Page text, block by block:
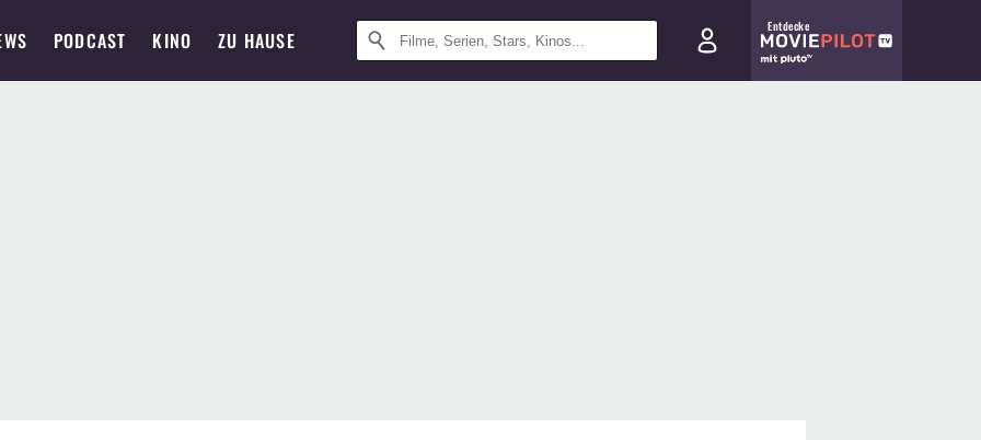
PODCAST KINO ZU HAUSE
Entdecke